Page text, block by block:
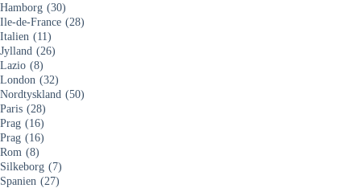
Hamborg (30)
Ile-de-France (28)
Italien (11)
Jylland (26)
Lazio (8)
London (32)
Nordtyskland (50)
Paris (28)
Prag (16)
Prag (16)
Rom (8)
Silkeborg (7)
Spanien (27)